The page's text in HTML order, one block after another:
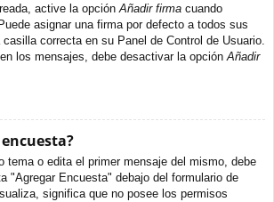
active la opción Añadir firma cuando
asignar una firma por defecto a todos sus
correcta en su Panel de Control de Usuario.
los mensajes, debe desactivar la opción Añadir
tema o edita el primer mensaje del mismo, debe
"Agregar Encuesta" debajo del formulario de
significa que no posee los permisos